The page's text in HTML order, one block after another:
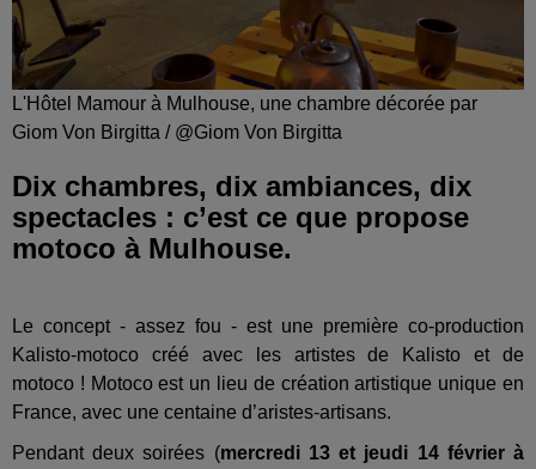
L'Hôtel Mamour à Mulhouse, une chambre décorée par
Giom Von Birgitta / @Giom Von Birgitta
Dix chambres, dix ambiances, dix
spectacles : c’est ce que propose
motoco à Mulhouse.
Le concept - assez fou - est une première co-production
Kalisto-motoco créé avec les artistes de Kalisto et de
motoco ! Motoco est un lieu de création artistique unique en
France, avec une centaine d’aristes-artisans.
Pendant deux soirées (mercredi 13 et jeudi 14 février à